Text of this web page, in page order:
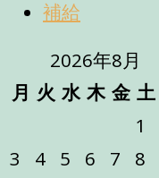
補給
2026年8月
月 火 水 木 金 土
1
3
4 5 6 7 8